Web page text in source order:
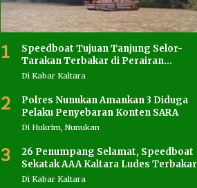
1
Speedboat Tujuan Tanjung Selor-
Tarakan Terbakar di Perairan
Salimbatu
Di Kabar Kaltara
2
Polres Nunukan Amankan 3 Diduga
Pelaku Penyebaran Konten SARA
Di Hukrim, Nunukan
3
26 Penumpang Selamat, Speedboat
Sekatak AAA Kaltara Ludes Terbakar
Di Kabar Kaltara